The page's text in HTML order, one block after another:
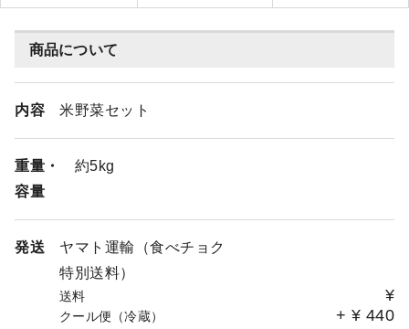
商品について
内容 米野菜セット
重量・
容量
約5kg
発送
ヤマト運輸（食べチョク
特別送料）
送料 ¥
クール便（冷蔵） + ¥ 440